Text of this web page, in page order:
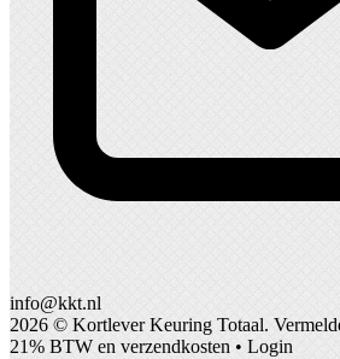
info@kkt.nl
2026 © Kortlever Keuring Totaal.
21% BTW en verzendkosten • Login